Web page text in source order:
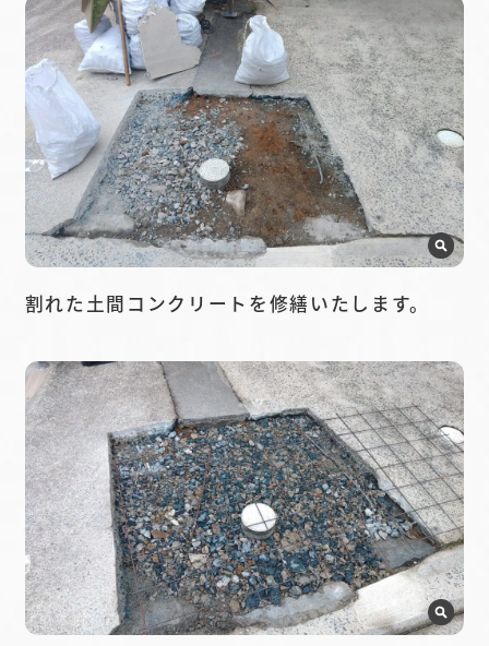
割れた土間コンクリートを修繕いたします。